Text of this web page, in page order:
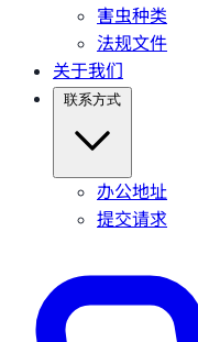
害虫种类
法规文件
关于我们
联系方式
办公地址
提交请求